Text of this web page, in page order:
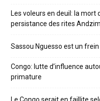
Les voleurs en deuil: la mort
persistance des rites
Sassou Nguesso est un
Congo: lutte d’influence
primature